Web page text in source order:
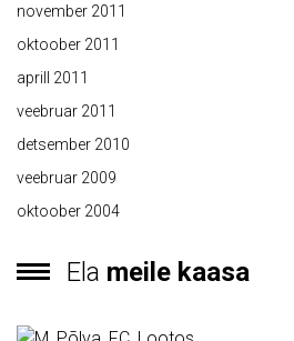
november 2011
oktoober 2011
aprill 2011
veebruar 2011
detsember 2010
veebruar 2009
oktoober 2004
Ela meile kaasa